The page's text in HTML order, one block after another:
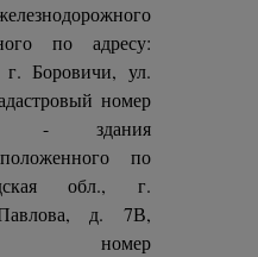
по адресу:
г. Боровичи, ул.
номер
- здания
по
обл., г.
д. 7В,
номер